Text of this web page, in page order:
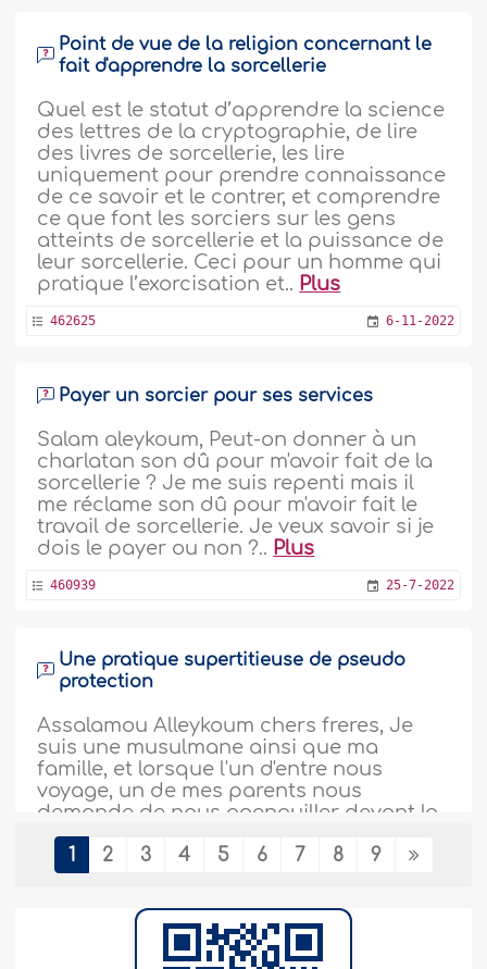
Point de vue de la religion concernant le
fait d'apprendre la sorcellerie
Quel est le statut d’apprendre la science
des lettres de la cryptographie, de lire
des livres de sorcellerie, les lire
uniquement pour prendre connaissance
de ce savoir et le contrer, et comprendre
ce que font les sorciers sur les gens
atteints de sorcellerie et la puissance de
leur sorcellerie. Ceci pour un homme qui
pratique l’exorcisation et.. Plus
462625 6-11-2022
Payer un sorcier pour ses services
Salam aleykoum, Peut-on donner à un
charlatan son dû pour m'avoir fait de la
sorcellerie ? Je me suis repenti mais il
me réclame son dû pour m'avoir fait le
travail de sorcellerie. Je veux savoir si je
dois le payer ou non ?.. Plus
460939 25-7-2022
Une pratique supertitieuse de pseudo
protection
Assalamou Alleykoum chers freres, Je
suis une musulmane ainsi que ma
famille, et lorsque l'un d'entre nous
voyage, un de mes parents nous
demande de nous agenouiller devant la
porte de sortie et décrire BIMILLAH en
arabe avec nos doigts puis de passer et
ce parent nous dit que grâce à cela
cette maison. Je..Plus
1 2 3 4 5 6 7 8 9